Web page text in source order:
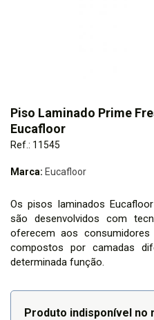
Piso Laminado Prime
Eucafloor
Ref.: 11545
Marca: Eucafloor
Os pisos laminados
são desenvolvidos com
oferecem aos
compostos por camadas
determinada função.
Produto indisponível no